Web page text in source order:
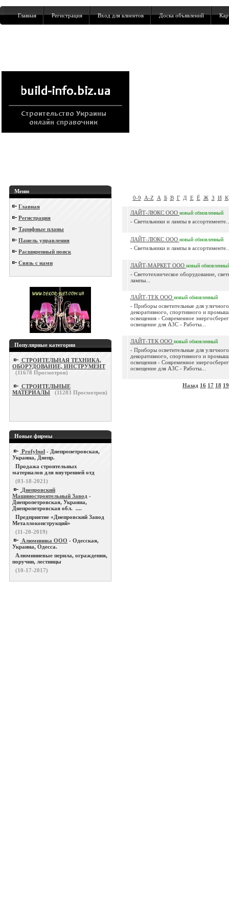
Главная Регистрация Вход для клиентов Доска объявлений
Меню
Главная
Регистрация
Тарифные планы
Панель управления
Расширенный поиск
Связь с нами
Популярные категории
СТРОИТЕЛЬНАЯ ТЕХНИКА,
ОБОРУДОВАНИЕ, ИНСТРУМЕНТ
(11678 Просмотров)
СТРОИТЕЛЬНЫЕ
МАТЕРИАЛЫ
(11283 Просмотров)
Новые фирмы
Profybud - Днепропетровская,
Украина, Днепр.
Продажа строительных
материалов для внутренней отд
(03-18-2021)
Днепровский
Машиностроительный Завод -
Днепропетровская, Украина,
Днепропетровская обл. ....
Предприятие «Днепровский Завод
Металлоконструкций»
(11-20-2019)
Алюминика ООО - Одесская,
Украина, Одесса.
Алюминиевые перила, ограждения,
поручни, лестницы
(10-17-2017)
0-9 A-Z А Б В Г Д Е Ё Ж З И К
ЛАЙТ-ЛЮКС ООО новый обновленный
- Светильники и лампы в
ЛАЙТ-ЛЮКС ООО новый обновленный
- Светильники и лампы в
ЛАЙТ-МАРКЕТ ООО новый
- Светотехническое оборудование,
лампы...
ЛАЙТ-ТЕК ООО новый обновленный
- Приборы осветительные для
декоративного, спортивного и
освещения - Современное
освещение для АЗС - Работы...
ЛАЙТ-ТЕК ООО новый обновленный
- Приборы осветительные для
декоративного, спортивного и
освещения - Современное
освещение для АЗС - Работы...
Назад 16 17 18 19